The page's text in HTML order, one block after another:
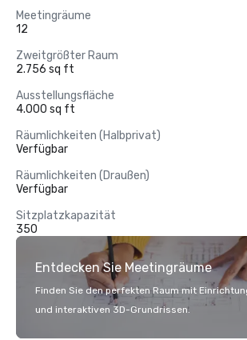
Meetingräume
12
Zweitgrößter Raum
2.756 sq ft
Ausstellungsfläche
4.000 sq ft
Räumlichkeiten (Halbprivat)
Verfügbar
Räumlichkeiten (Draußen)
Verfügbar
Sitzplatzkapazität
350
Entdecken Sie Meetingräume
Finden Sie den perfekten Raum mit
und interaktiven 3D-Grundrissen.